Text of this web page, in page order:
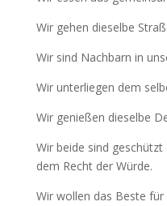
Wir gehen dieselbe
Wir sind Nachbarn in
Wir unterliegen dem
Wir genießen dieselbe
Wir beide sind
dem Recht der Würde.
Wir wollen das Beste